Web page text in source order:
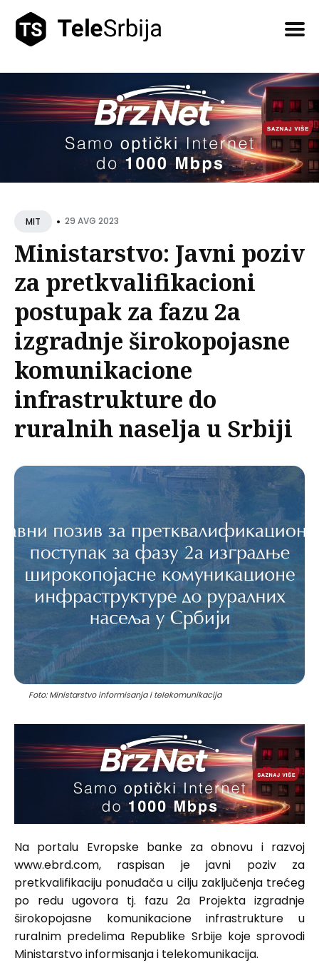
MIT • 29 AVG 2023
Ministarstvo: Javni poziv
za pretkvalifikacioni
postupak za fazu 2a
izgradnje širokopojasne
komunikacione
infrastrukture do
ruralnih naselja u Srbiji
Foto: Ministarstvo informisanja i telekomunikacija
Na portalu Evropske banke za obnovu i razvoj
www.ebrd.com, raspisan je javni poziv za
pretkvalifikaciju ponuđača u cilju zaključenja trećeg
po redu ugovora tj. fazu 2a Projekta izgradnje
širokopojasne komunikacione infrastrukture u
ruralnim predelima Republike Srbije koje sprovodi
Ministarstvo informisanja i telekomunikacija.